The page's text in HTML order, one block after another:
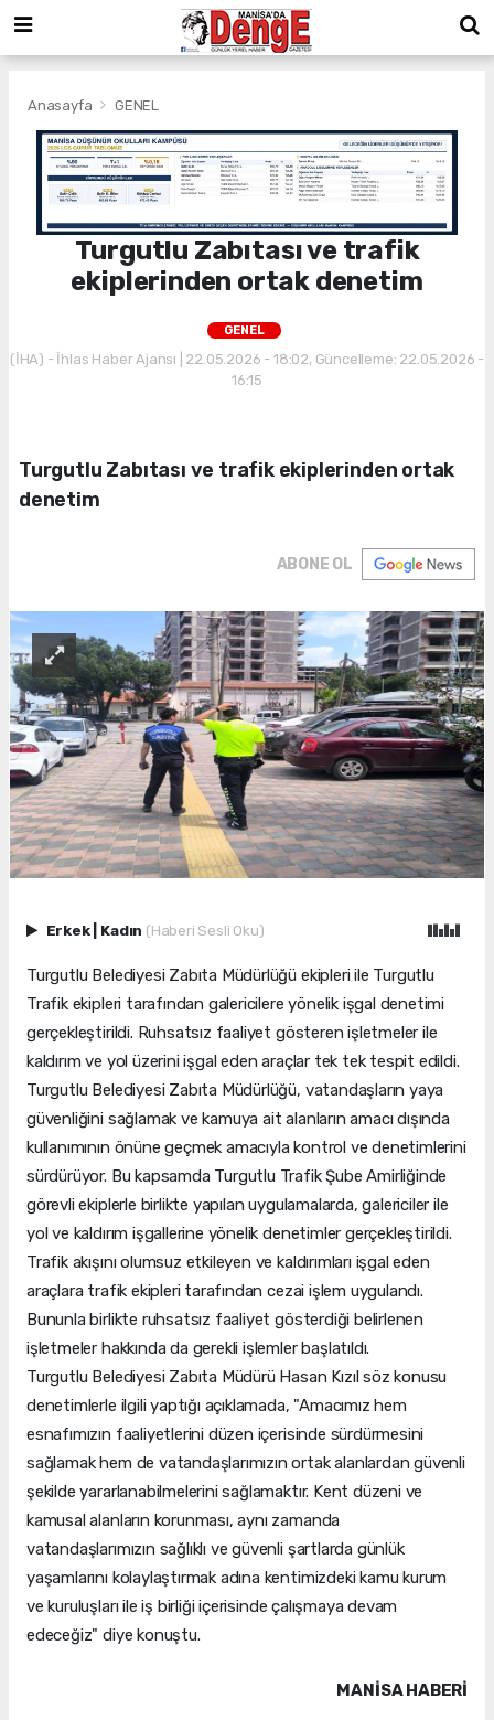
Anasayfa GENEL
Turgutlu Zabıtası ve trafik
ekiplerinden ortak denetim
GENEL
(İHA) - İhlas Haber Ajansı | 22.05.2026 - 18:02, Güncelleme: 22.05.2026 -
16:15
Turgutlu Zabıtası ve trafik ekiplerinden ortak
denetim
ABONE OL
Erkek Kadın (Haberi Sesli Oku)
Turgutlu Belediyesi Zabıta Müdürlüğü ekipleri ile Turgutlu
Trafik ekipleri tarafından galericilere yönelik işgal denetimi
gerçekleştirildi. Ruhsatsız faaliyet gösteren işletmeler ile
kaldırım ve yol üzerini işgal eden araçlar tek tek tespit edildi.
Turgutlu Belediyesi Zabıta Müdürlüğü, vatandaşların yaya
güvenliğini sağlamak ve kamuya ait alanların amacı dışında
kullanımının önüne geçmek amacıyla kontrol ve denetimlerini
sürdürüyor. Bu kapsamda Turgutlu Trafik Şube Amirliğinde
görevli ekiplerle birlikte yapılan uygulamalarda, galericiler ile
yol ve kaldırım işgallerine yönelik denetimler gerçekleştirildi.
Trafik akışını olumsuz etkileyen ve kaldırımları işgal eden
araçlara trafik ekipleri tarafından cezai işlem uygulandı.
Bununla birlikte ruhsatsız faaliyet gösterdiği belirlenen
işletmeler hakkında da gerekli işlemler başlatıldı.
Turgutlu Belediyesi Zabıta Müdürü Hasan Kızıl söz konusu
denetimlerle ilgili yaptığı açıklamada, "Amacımız hem
esnafımızın faaliyetlerini düzen içerisinde sürdürmesini
sağlamak hem de vatandaşlarımızın ortak alanlardan güvenli
şekilde yararlanabilmelerini sağlamaktır. Kent düzeni ve
kamusal alanların korunması, aynı zamanda
vatandaşlarımızın sağlıklı ve güvenli şartlarda günlük
yaşamlarını kolaylaştırmak adına kentimizdeki kamu kurum
ve kuruluşları ile iş birliği içerisinde çalışmaya devam
edeceğiz" diye konuştu.
MANISA HABERİ